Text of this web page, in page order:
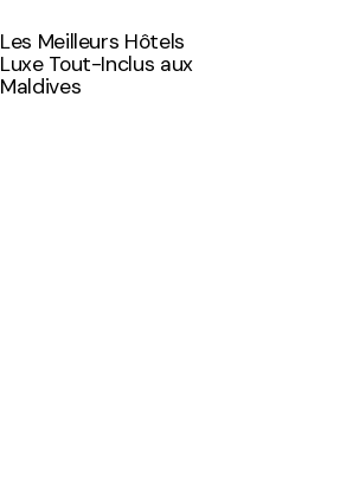
Les Meilleurs Hôtels
Luxe Tout-Inclus aux
Maldives